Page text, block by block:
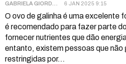
6 JAN 2025 9:15
O ovo de galinha é uma excelente
é recomendado para fazer parte
fornecer nutrientes que dão
entanto, existem pessoas que não
restringidas por…